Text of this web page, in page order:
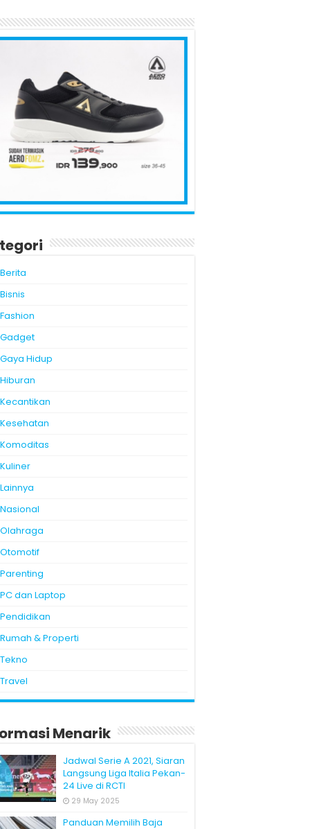
Berita
Bisnis
Fashion
Gadget
Gaya Hidup
Hiburan
Kecantikan
Kesehatan
Komoditas
Kuliner
Lainnya
Nasional
Olahraga
Otomotif
Parenting
PC dan Laptop
Pendidikan
Rumah & Properti
Tekno
Travel
Menarik
Jadwal Serie A 2021, Siaran
Langsung Liga Italia Pekan-
24 Live di RCTI
29 May 2025
Panduan Memilih Baja